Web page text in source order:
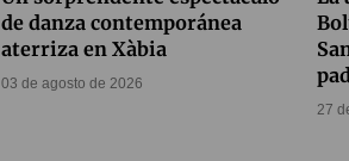
de danza contemporánea
aterriza en Xàbia
03 de agosto de 2026
27